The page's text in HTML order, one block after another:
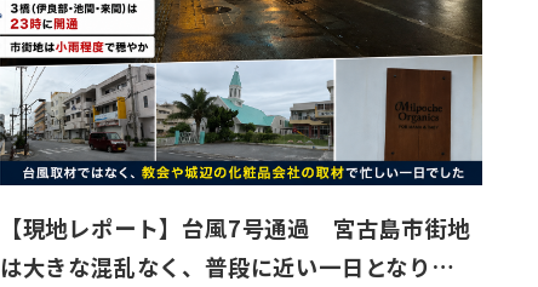
【現地レポート】台風7号通過 宮古島市街地
は大きな混乱なく、普段に近い一日となり…